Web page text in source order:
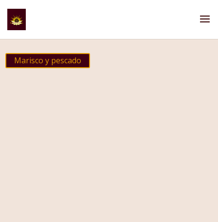
Marisco y pescado